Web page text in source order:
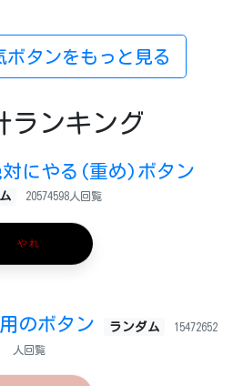
ボタンをもっと見る
ンキング
対にやる(重め)ボタン
20574598人回覧
やれ
のボタン ランダム 15472652
人回覧